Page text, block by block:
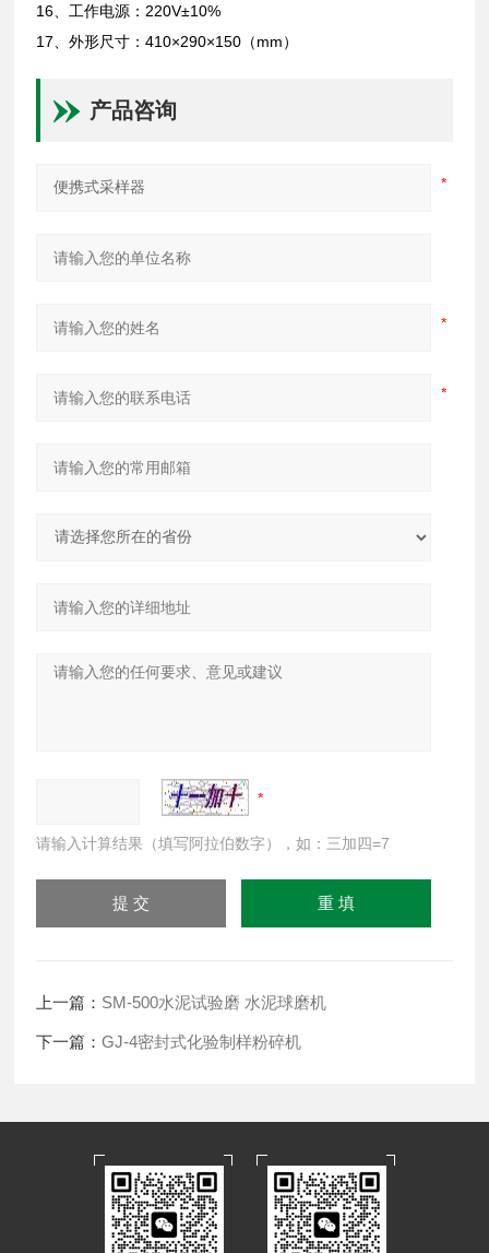
16、工作电源：220V±10%
17、外形尺寸：410×290×150（mm）
产品咨询
请输入计算结果（填写阿拉伯数字），如：三加四=7
上一篇： SM-500水泥试验磨 水泥球磨机
下一篇：GJ-4密封式化验制样粉碎机